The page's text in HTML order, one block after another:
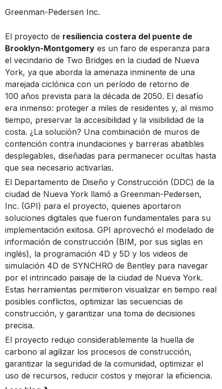
Greenman-Pedersen Inc.
El proyecto de resiliencia costera del puente de
Brooklyn-Montgomery es un faro de esperanza para
el vecindario de Two Bridges en la ciudad de Nueva
York, ya que aborda la amenaza inminente de una
marejada ciclónica con un período de retorno de
100 años prevista para la década de 2050. El desafío
era inmenso: proteger a miles de residentes y, al mismo
tiempo, preservar la accesibilidad y la visibilidad de la
costa. ¿La solución? Una combinación de muros de
contención contra inundaciones y barreras abatibles
desplegables, diseñadas para permanecer ocultas hasta
que sea necesario activarlas.
El Departamento de Diseño y Construcción (DDC) de la
ciudad de Nueva York llamó a Greenman-Pedersen,
Inc. (GPI) para el proyecto, quienes aportaron
soluciones digitales que fueron fundamentales para su
implementación exitosa. GPI aprovechó el modelado de
información de construcción (BIM, por sus siglas en
inglés), la programación 4D y 5D y los videos de
simulación 4D de SYNCHRO de Bentley para navegar
por el intrincado paisaje de la ciudad de Nueva York.
Estas herramientas permitieron visualizar en tiempo real
posibles conflictos, optimizar las secuencias de
construcción, y garantizar una toma de decisiones
precisa.
El proyecto redujo considerablemente la huella de
carbono al agilizar los procesos de construcción,
garantizar la seguridad de la comunidad, optimizar el
uso de recursos, reducir costos y mejorar la eficiencia.